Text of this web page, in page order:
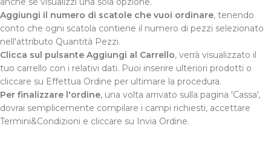
Aggiungi il numero di scatole che vuoi ordinare, tenendo
conto che ogni scatola contiene il numero di pezzi selezionato
nell'attributo Quantità Pezzi.
Clicca sul pulsante Aggiungi al Carrello, verrà visualizzato il
tuo carrello con i relativi dati. Puoi inserire ulteriori prodotti o
cliccare su Effettua Ordine per ultimare la procedura.
Per finalizzare l'ordine, una volta arrivato sulla pagina 'Cassa',
dovrai semplicemente compilare i campi richiesti, accettare
Termini&Condizioni e cliccare su Invia Ordine.